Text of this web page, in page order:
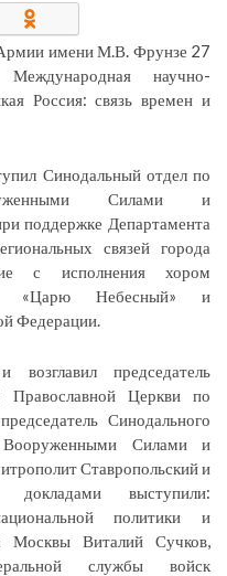
имени М.В. Фрунзе 27
научно-
Россия: связь времен и
Синодальный отдел по
Силами и
поддержке Департамента
связей города
с исполнения хором
«Царю Небесный» и
Федерации.
председатель
Православной Церкви по
Синодального
Силами и
Ставропольский и
выступили:
политики и
Москвы Виталий Сучков,
службы войск